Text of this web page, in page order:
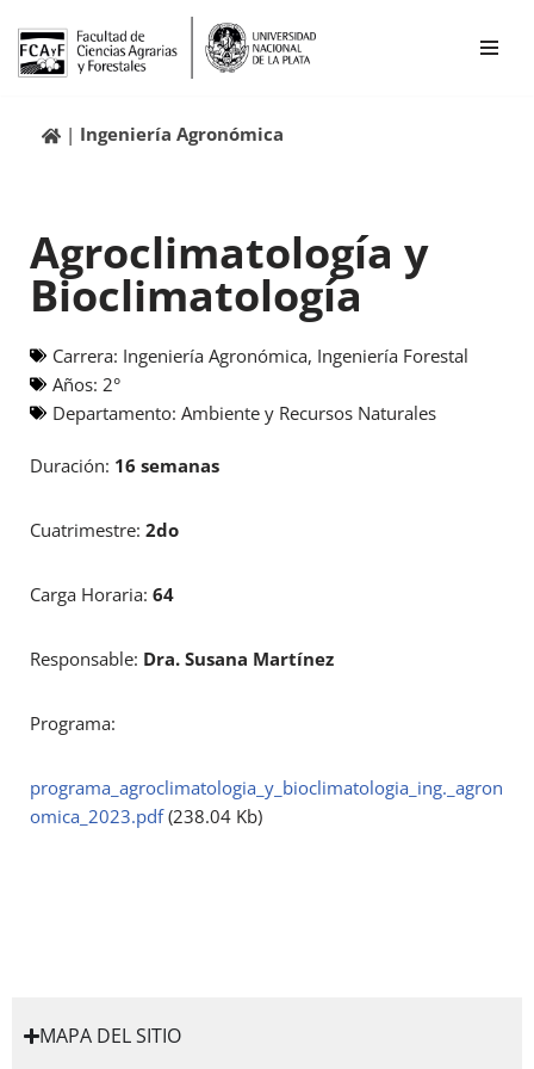
Ir
contenidoIngeniería Agronómica
Agroclimatología y
Bioclimatología
Carrera: Ingeniería Agronómica, Ingeniería Forestal
Años: 2°
Departamento: Ambiente y Recursos Naturales
Duración: 16 semanas
Cuatrimestre: 2do
Carga Horaria: 64
Responsable: Dra. Susana Martínez
Programa:
programa_agroclimatologia_y_bioclimatologia_ing._agron
omica_2023.pdf(238.04 Kb)
MAPA DEL SITIO